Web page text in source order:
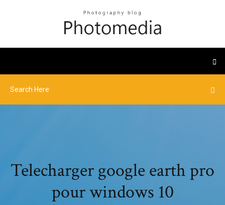
Telecharger google earth pro
pour windows 10